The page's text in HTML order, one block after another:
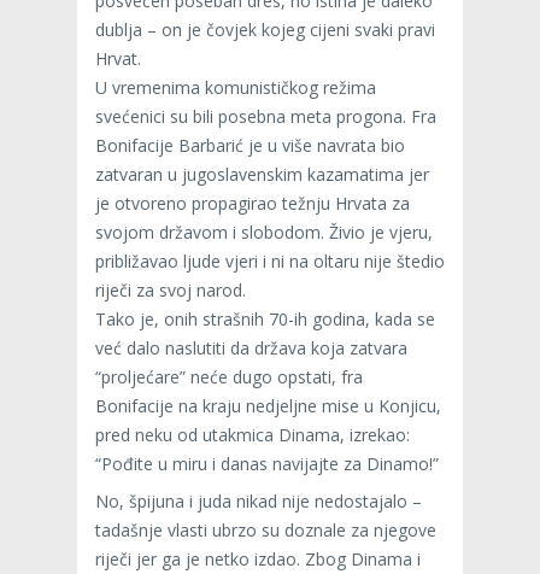
dublja – on je čovjek kojeg cijeni svaki pravi
Hrvat.
U vremenima komunističkog režima
svećenici su bili posebna meta progona. Fra
Bonifacije Barbarić je u više navrata bio
zatvaran u jugoslavenskim kazamatima jer
je otvoreno propagirao težnju Hrvata za
svojom državom i slobodom. Živio je vjeru,
približavao ljude vjeri i ni na oltaru nije štedio
riječi za svoj narod.
Tako je, onih strašnih 70-ih godina, kada se
već dalo naslutiti da država koja zatvara
“proljećare” neće dugo opstati, fra
Bonifacije na kraju nedjeljne mise u Konjicu,
pred neku od utakmica Dinama, izrekao:
“Pođite u miru i danas navijajte za Dinamo!”
No, špijuna i juda nikad nije nedostajalo –
tadašnje vlasti ubrzo su doznale za njegove
riječi jer ga je netko izdao. Zbog Dinama i